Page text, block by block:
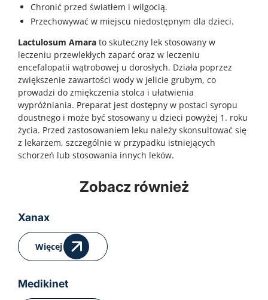
Chronić przed światłem i wilgocią.
Przechowywać w miejscu niedostępnym dla dzieci.
Lactulosum Amara to skuteczny lek stosowany w
leczeniu przewlekłych zaparć oraz w leczeniu
encefalopatii wątrobowej u dorosłych. Działa poprzez
zwiększenie zawartości wody w jelicie grubym, co
prowadzi do zmiękczenia stolca i ułatwienia
wypróżniania. Preparat jest dostępny w postaci syropu
doustnego i może być stosowany u dzieci powyżej 1. roku
życia. Przed zastosowaniem leku należy skonsultować się
z lekarzem, szczególnie w przypadku istniejących
schorzeń lub stosowania innych leków.
Zobacz również
Xanax
Więcej
Medikinet
bakteryjne dróg oddechowych, skóry, tkanek
problemem zdrowotnym zarówno w populacji
dorosłych, jak i dzieci. Choroby takie jak zapalenie
płuc, zapalenie oskrzeli, zakażenia gardła i
powikłań, jeśli nie zostaną skutecznie leczone.
Nieleczone zakażenia bakteryjne mogą skutkować
oparta na estetrolu Antykoncepcja hormonalna
Antykoncepcja hormonalna od dekad stanowi
jedno z najczęściej wybieranych rozwiązań w
zakresie kontroli płodności. Współczesne kobiety
bezpieczeństwa, lepszej tolerancji i mniejszego
wpływu na organizm. W odpowiedzi na te potrzeby